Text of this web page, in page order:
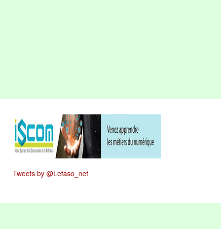
Tweets by @Lefaso_net